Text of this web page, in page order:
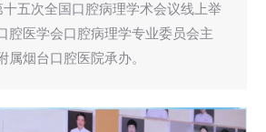
五次全国口腔病理学术会议线上举
腔医学会口腔病理学专业委员会主
属烟台口腔医院承办。